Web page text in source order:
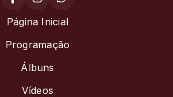
Página Inicial
Programação
Álbuns
Vídeos